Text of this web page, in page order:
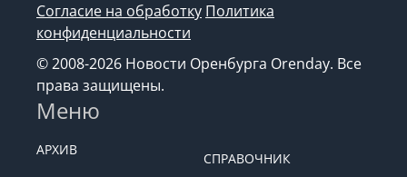
Согласие на обработку Политика
конфиденциальности
© 2008-2026 Новости Оренбурга Orenday. Все
права защищены.
Меню
АРХИВ
СПРАВОЧНИК